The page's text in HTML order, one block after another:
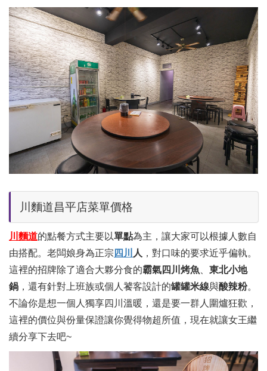
川麵道昌平店菜單價格
川麵道的點餐方式主要以單點為主，讓大家可以根據人數自
由搭配。老闆娘身為正宗 四川 人 ，對口味的要求近乎偏執。
這裡的招牌除了適合大夥分食的霸氣四川烤魚 東北小地
鍋 ，還有針對上班族或個人饕客設計的罐罐米線與酸辣粉。
不論你是想一個人獨享四川溫暖，還是要一群人圍爐狂歡，
這裡的價位與份量保證讓你覺得物超所值，現在就讓女王繼
續分享下去吧~